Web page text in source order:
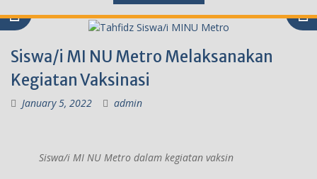
Siswa/i MI NU Metro Melaksanakan
Kegiatan Vaksinasi
January 5, 2022 admin
Siswa/i MI NU Metro dalam kegiatan vaksin